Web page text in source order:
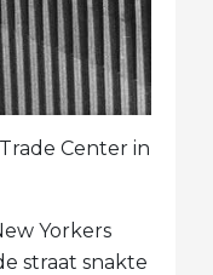
Center in
Yorkers
straat snakte